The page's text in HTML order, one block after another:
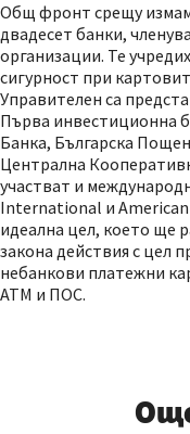
Общ фронт срещу
двадесет банки,
организации. Те
сигурност при
Управителен са
Първа инвестиционна
Банка, Българска
Централна
участват и
International и
идеална цел, което ще
закона действия с цел
небанкови платежни
ATM и ПОС.